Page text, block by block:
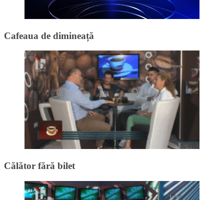
Cafeaua de dimineață
Călător fără bilet